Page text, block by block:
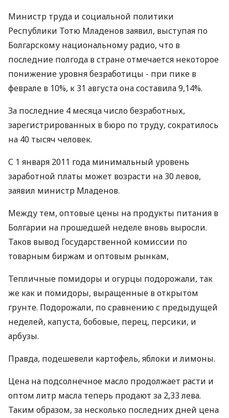
Министр труда и социальной политики
Республики Тотю Младенов заявил, выступая по
Болгарскому национальному радио, что в
последние полгода в стране отмечается некоторое
понижение уровня безработицы - при пике в
феврале в 10%, к 31 августа она составила 9,14%.
За последние 4 месяца число безработных,
зарегистрированных в бюро по труду, сократилось
на 40 тысяч человек.
С 1 января 2011 года минимальный уровень
заработной платы может возрасти на 30 левов,
заявил министр Младенов.
Между тем, оптовые цены на продукты питания в
Болгарии на прошедшей неделе вновь выросли.
Таков вывод Государственной комиссии по
товарным биржам и оптовым рынкам,
Тепличные помидоры и огурцы подорожали, так
же как и помидоры, выращенные в открытом
грунте. Подорожали, по сравнению с предыдущей
неделей, капуста, бобовые, перец, персики, и
арбузы.
Правда, подешевели картофель, яблоки и лимоны.
Цена на подсолнечное масло продолжает расти и
оптом литр масла теперь продают за 2,33 лева.
Таким образом, за несколько последних дней цена